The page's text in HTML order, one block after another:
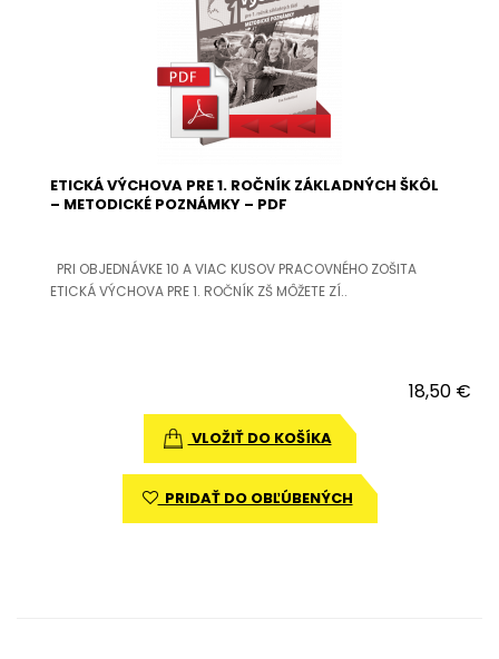
ETICKÁ VÝCHOVA PRE 1. ROČNÍK ZÁKLADNÝCH ŠKÔL
– METODICKÉ POZNÁMKY – PDF
PRI OBJEDNÁVKE 10 A VIAC KUSOV PRACOVNÉHO ZOŠITA
ETICKÁ VÝCHOVA PRE 1. ROČNÍK ZŠ MÔŽETE ZÍ..
18,50 €
VLOŽIŤ DO KOŠÍKA
PRIDAŤ DO OBĽÚBENÝCH